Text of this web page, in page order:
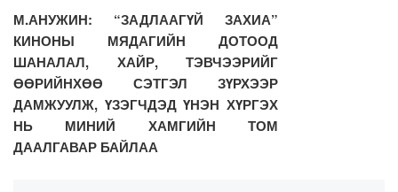
М.АНУЖИН: “ЗАДЛААГҮЙ ЗАХИА”
КИНОНЫ МЯДАГИЙН ДОТООД
ШАНАЛАЛ, ХАЙР, ТЭВЧЭЭРИЙГ
ӨӨРИЙНХӨӨ СЭТГЭЛ ЗҮРХЭЭР
ДАМЖУУЛЖ, ҮЗЭГЧДЭД ҮНЭН ХҮРГЭХ
НЬ МИНИЙ ХАМГИЙН ТОМ
ДААЛГАВАР БАЙЛАА